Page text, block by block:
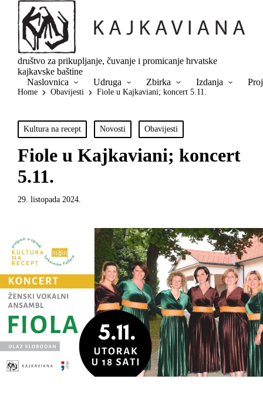
društvo za prikupljanje, čuvanje i promicanje hrvatske
kajkavske baštine
Naslovnica
Udruga Zbirka Izdanja
Home Obavijesti Fiole u Kajkaviani; koncert 5.11.
Posted
Kultura na recept Novosti Obavijesti
Fiole u Kajkaviani; koncert
5.11.
29. listopada 2024.